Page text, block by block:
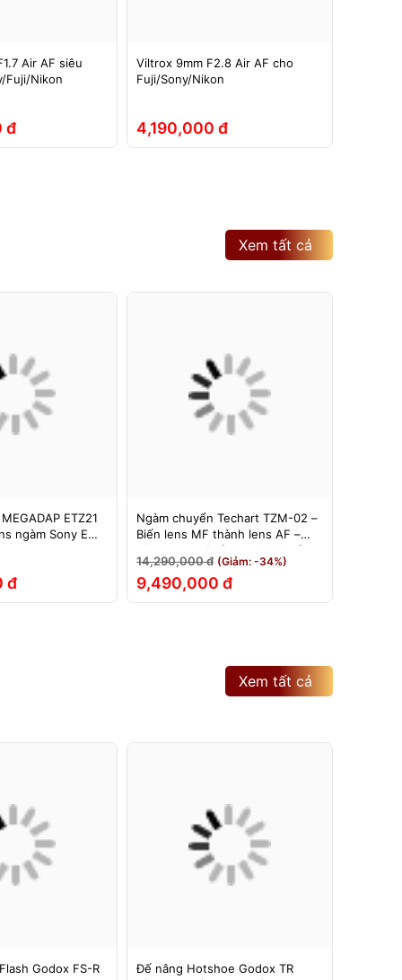
Air AF siêu
Fuji/Nikon
đ
Viltrox 9mm F2.8 Air AF cho
Fuji/Sony/Nikon
4,190,000 đ
Xem tất cả
ETZ21
ngàm Sony E
Z – Adapter
đ
Ngàm chuyển Techart TZM-02 –
Biến lens MF thành lens AF –
Dùng cho máy ảnh Nikon Z sử
dụng các ống kính ngàm Leica M
14,290,000 đ (Giảm: -34%)
9,490,000 đ
Xem tất cả
Godox FS-R
Đế nâng Hotshoe Godox TR